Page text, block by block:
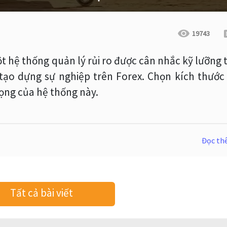
19743
hệ thống quản lý rủi ro được cân nhắc kỹ lưỡng
dựng sự nghiệp trên Forex. Chọn kích
của hệ thống này.
Đọc
Tất cả bài viết